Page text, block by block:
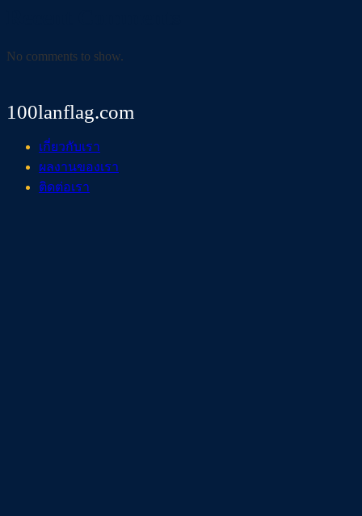
No comments to show.
100lanflag.com
เกี่ยวกับเรา
ผลงานของเรา
ติดต่อเรา